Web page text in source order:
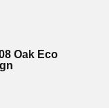
Oak Eco